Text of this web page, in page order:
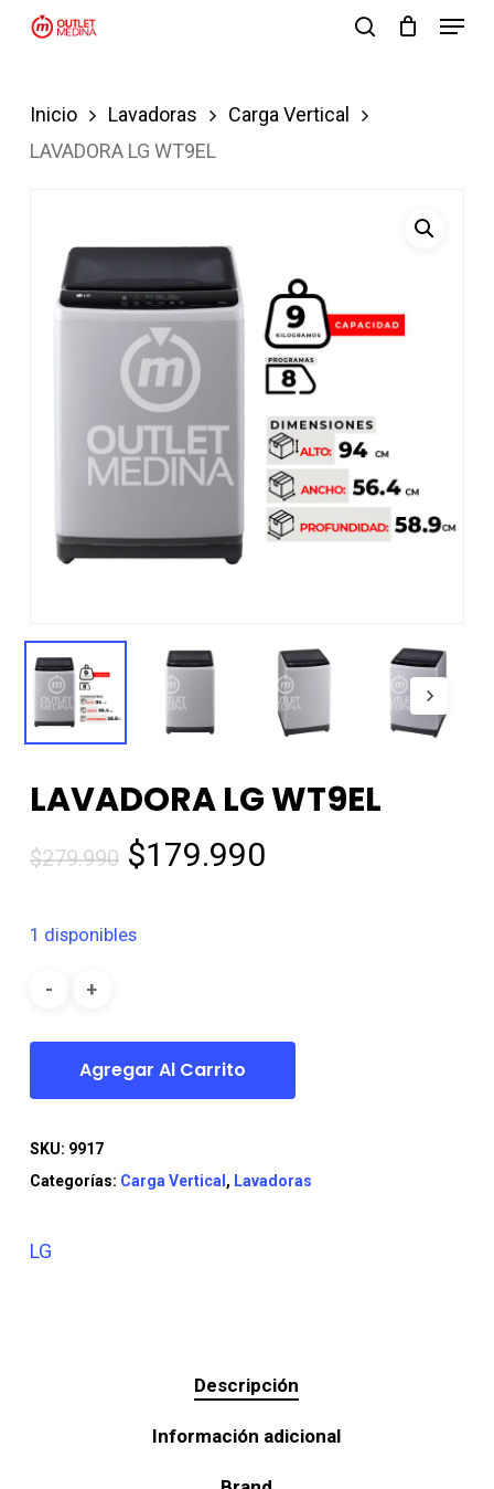
Skip
content
Menu
Inicio Lavadoras
Carga Vertical
LAVADORA LG WT9EL
LAVADORA LG WT9EL
$279.990 El
era:
$179.990El
1 disponibles
Agregar Al Carrito
SKU: 9917
Categorías: Carga Vertical , Lavadoras
LG
Descripción
Información adicional